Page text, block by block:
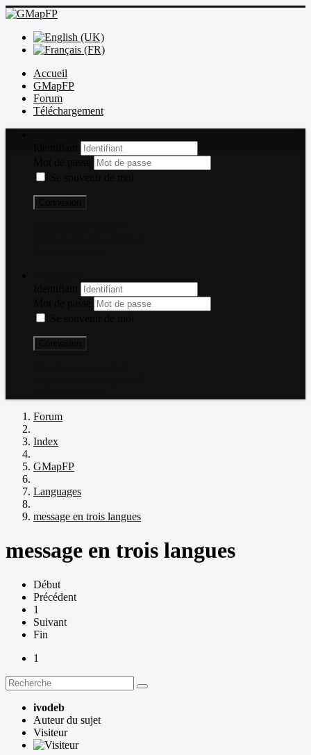
Accueil
GMapFP
Forum
Téléchargement
Forum
Index
GMapFP
Languages
message en trois langues
message en trois langues
Début
Précédent
1
Suivant
Fin
1
ivodeb
Auteur du sujet
Visiteur